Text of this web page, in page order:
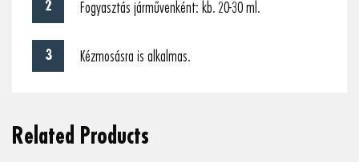
Fogyasztás járművenként: kb. 20-30 ml.
Kézmosásra is alkalmas.
Related Products